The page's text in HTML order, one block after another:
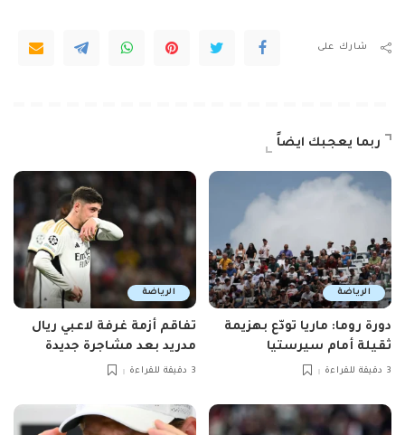
شارك على
ربما يعجبك ايضاً
الرياضة
دورة روما: ماريا تودّع بهزيمة
ثقيلة أمام سيرستيا
3 دقيقة للقراءة
الرياضة
تفاقم أزمة غرفة لاعبي ريال
مدريد بعد مشاجرة جديدة
3 دقيقة للقراءة